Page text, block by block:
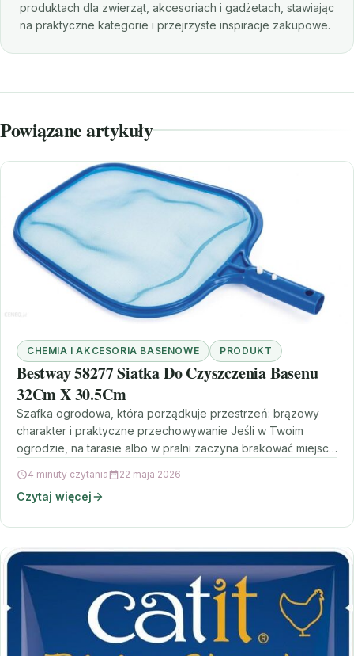
produktach dla zwierząt, akcesoriach i gadżetach, stawiając
na praktyczne kategorie i przejrzyste inspiracje zakupowe.
Powiązane artykuły
CHEMIA I AKCESORIA BASENOWE PRODUKT
Bestway 58277 Siatka Do Czyszczenia Basenu
32Cm X 30.5Cm
Szafka ogrodowa, która porządkuje przestrzeń: brązowy
charakter i praktyczne przechowywanie Jeśli w Twoim
ogrodzie, na tarasie albo w pralni zaczyna brakować miejsca
4 minuty czytania 22 maja 2026
Czytaj więcej